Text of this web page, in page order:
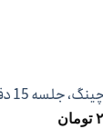
دقیقه‌ای برای آغازی هدفمند
تومان